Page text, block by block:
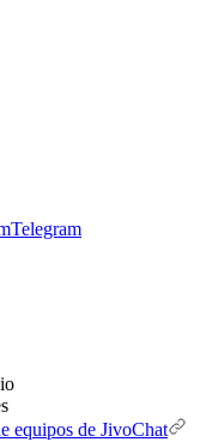
Telegram
equipos de JivoChat